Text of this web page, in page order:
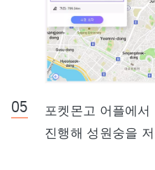
포켓몬고 어플에
진행해 성원숭을